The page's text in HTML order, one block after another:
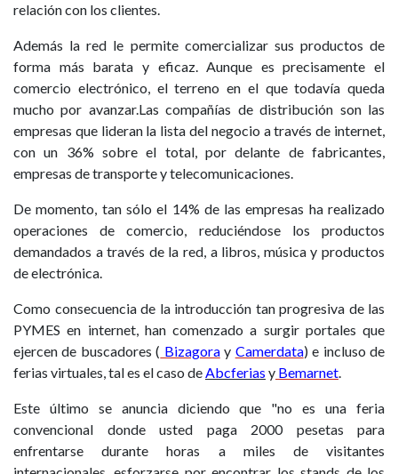
relación con los clientes.
Además la red le permite comercializar sus productos de
forma más barata y eficaz. Aunque es precisamente el
comercio electrónico, el terreno en el que todavía queda
mucho por avanzar.Las compañías de distribución son las
empresas que lideran la lista del negocio a través de internet,
con un 36% sobre el total, por delante de fabricantes,
empresas de transporte y telecomunicaciones.
De momento, tan sólo el 14% de las empresas ha realizado
operaciones de comercio, reduciéndose los productos
demandados a través de la red, a libros, música y productos
de electrónica.
Como consecuencia de la introducción tan progresiva de las
PYMES en internet, han comenzado a surgir portales que
ejercen de buscadores ( Bizagoray Camerdata) e incluso de
ferias virtuales, tal es el caso deAbcferias y Bemarnet.
Este último se anuncia diciendo que "no es una feria
convencional donde usted paga 2000 pesetas para
enfrentarse durante horas a miles de visitantes